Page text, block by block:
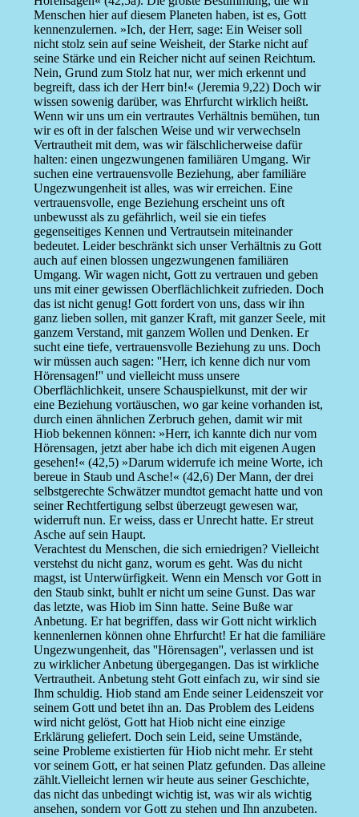
Menschen hier auf diesem Planeten haben, ist es, Gott
kennenzulernen. »Ich, der Herr, sage: Ein Weiser soll
nicht stolz sein auf seine Weisheit, der Starke nicht auf
seine Stärke und ein Reicher nicht auf seinen Reichtum.
Nein, Grund zum Stolz hat nur, wer mich erkennt und
begreift, dass ich der Herr bin!« (Jeremia 9,22) Doch wir
wissen sowenig darüber, was Ehrfurcht wirklich heißt.
Wenn wir uns um ein vertrautes Verhältnis bemühen, tun
wir es oft in der falschen Weise und wir verwechseln
Vertrautheit mit dem, was wir fälschlicherweise dafür
halten: einen ungezwungenen familiären Umgang. Wir
suchen eine vertrauensvolle Beziehung, aber familiäre
Ungezwungenheit ist alles, was wir erreichen. Eine
vertrauensvolle, enge Beziehung erscheint uns oft
unbewusst als zu gefährlich, weil sie ein tiefes
gegenseitiges Kennen und Vertrautsein miteinander
bedeutet. Leider beschränkt sich unser Verhältnis zu Gott
auch auf einen blossen ungezwungenen familiären
Umgang. Wir wagen nicht, Gott zu vertrauen und geben
uns mit einer gewissen Oberflächlichkeit zufrieden. Doch
das ist nicht genug! Gott fordert von uns, dass wir ihn
ganz lieben sollen, mit ganzer Kraft, mit ganzer Seele, mit
ganzem Verstand, mit ganzem Wollen und Denken. Er
sucht eine tiefe, vertrauensvolle Beziehung zu uns. Doch
wir müssen auch sagen: ''Herr, ich kenne dich nur vom
Hörensagen!'' und vielleicht muss unsere
Oberflächlichkeit, unsere Schauspielkunst, mit der wir
eine Beziehung vortäuschen, wo gar keine vorhanden ist,
durch einen ähnlichen Zerbruch gehen, damit wir mit
Hiob bekennen können: »Herr, ich kannte dich nur vom
Hörensagen, jetzt aber habe ich dich mit eigenen Augen
gesehen!« (42,5) »Darum widerrufe ich meine Worte, ich
bereue in Staub und Asche!« (42,6) Der Mann, der drei
selbstgerechte Schwätzer mundtot gemacht hatte und von
seiner Rechtfertigung selbst überzeugt gewesen war,
widerruft nun. Er weiss, dass er Unrecht hatte. Er streut
Asche auf sein Haupt.
Verachtest du Menschen, die sich erniedrigen? Vielleicht
verstehst du nicht ganz, worum es geht. Was du nicht
magst, ist Unterwürfigkeit. Wenn ein Mensch vor Gott in
den Staub sinkt, buhlt er nicht um seine Gunst. Das war
das letzte, was Hiob im Sinn hatte. Seine Buße war
Anbetung. Er hat begriffen, dass wir Gott nicht wirklich
kennenlernen können ohne Ehrfurcht! Er hat die familiäre
Ungezwungenheit, das ''Hörensagen'', verlassen und ist
zu wirklicher Anbetung übergegangen. Das ist wirkliche
Vertrautheit. Anbetung steht Gott einfach zu, wir sind sie
Ihm schuldig. Hiob stand am Ende seiner Leidenszeit vor
seinem Gott und betet ihn an. Das Problem des Leidens
wird nicht gelöst, Gott hat Hiob nicht eine einzige
Erklärung geliefert. Doch sein Leid, seine Umstände,
seine Probleme existierten für Hiob nicht mehr. Er steht
vor seinem Gott, er hat seinen Platz gefunden. Das alleine
zählt.Vielleicht lernen wir heute aus seiner Geschichte,
das nicht das unbedingt wichtig ist, was wir als wichtig
ansehen, sondern vor Gott zu stehen und Ihn anzubeten.